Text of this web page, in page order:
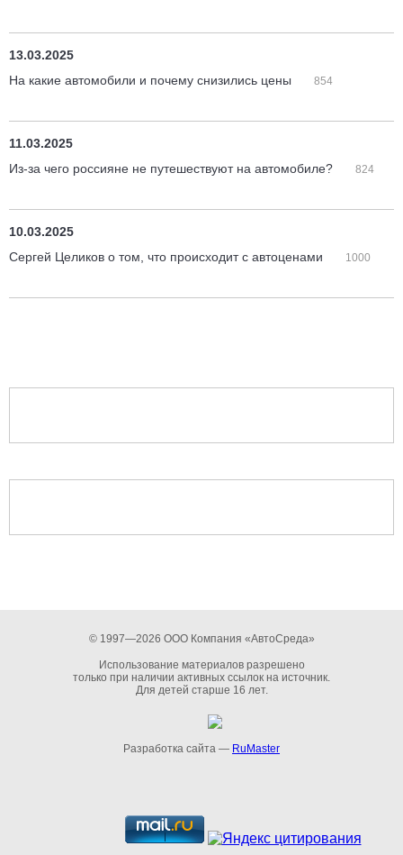
13.03.2025
На какие автомобили и почему снизились цены
854
11.03.2025
Из-за чего россияне не путешествуют на автомобиле?
824
10.03.2025
Сергей Целиков о том, что происходит с автоценами
1000
© 1997—2026 ООО Компания «АвтоСреда»
Использование материалов разрешено
только при наличии активных ссылок на источник.
Для детей старше 16 лет.
Разработка сайта — RuMaster